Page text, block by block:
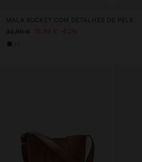
MALA BUCKET COM DETALHES DE PELE
32,99 €
15,99 € 52%